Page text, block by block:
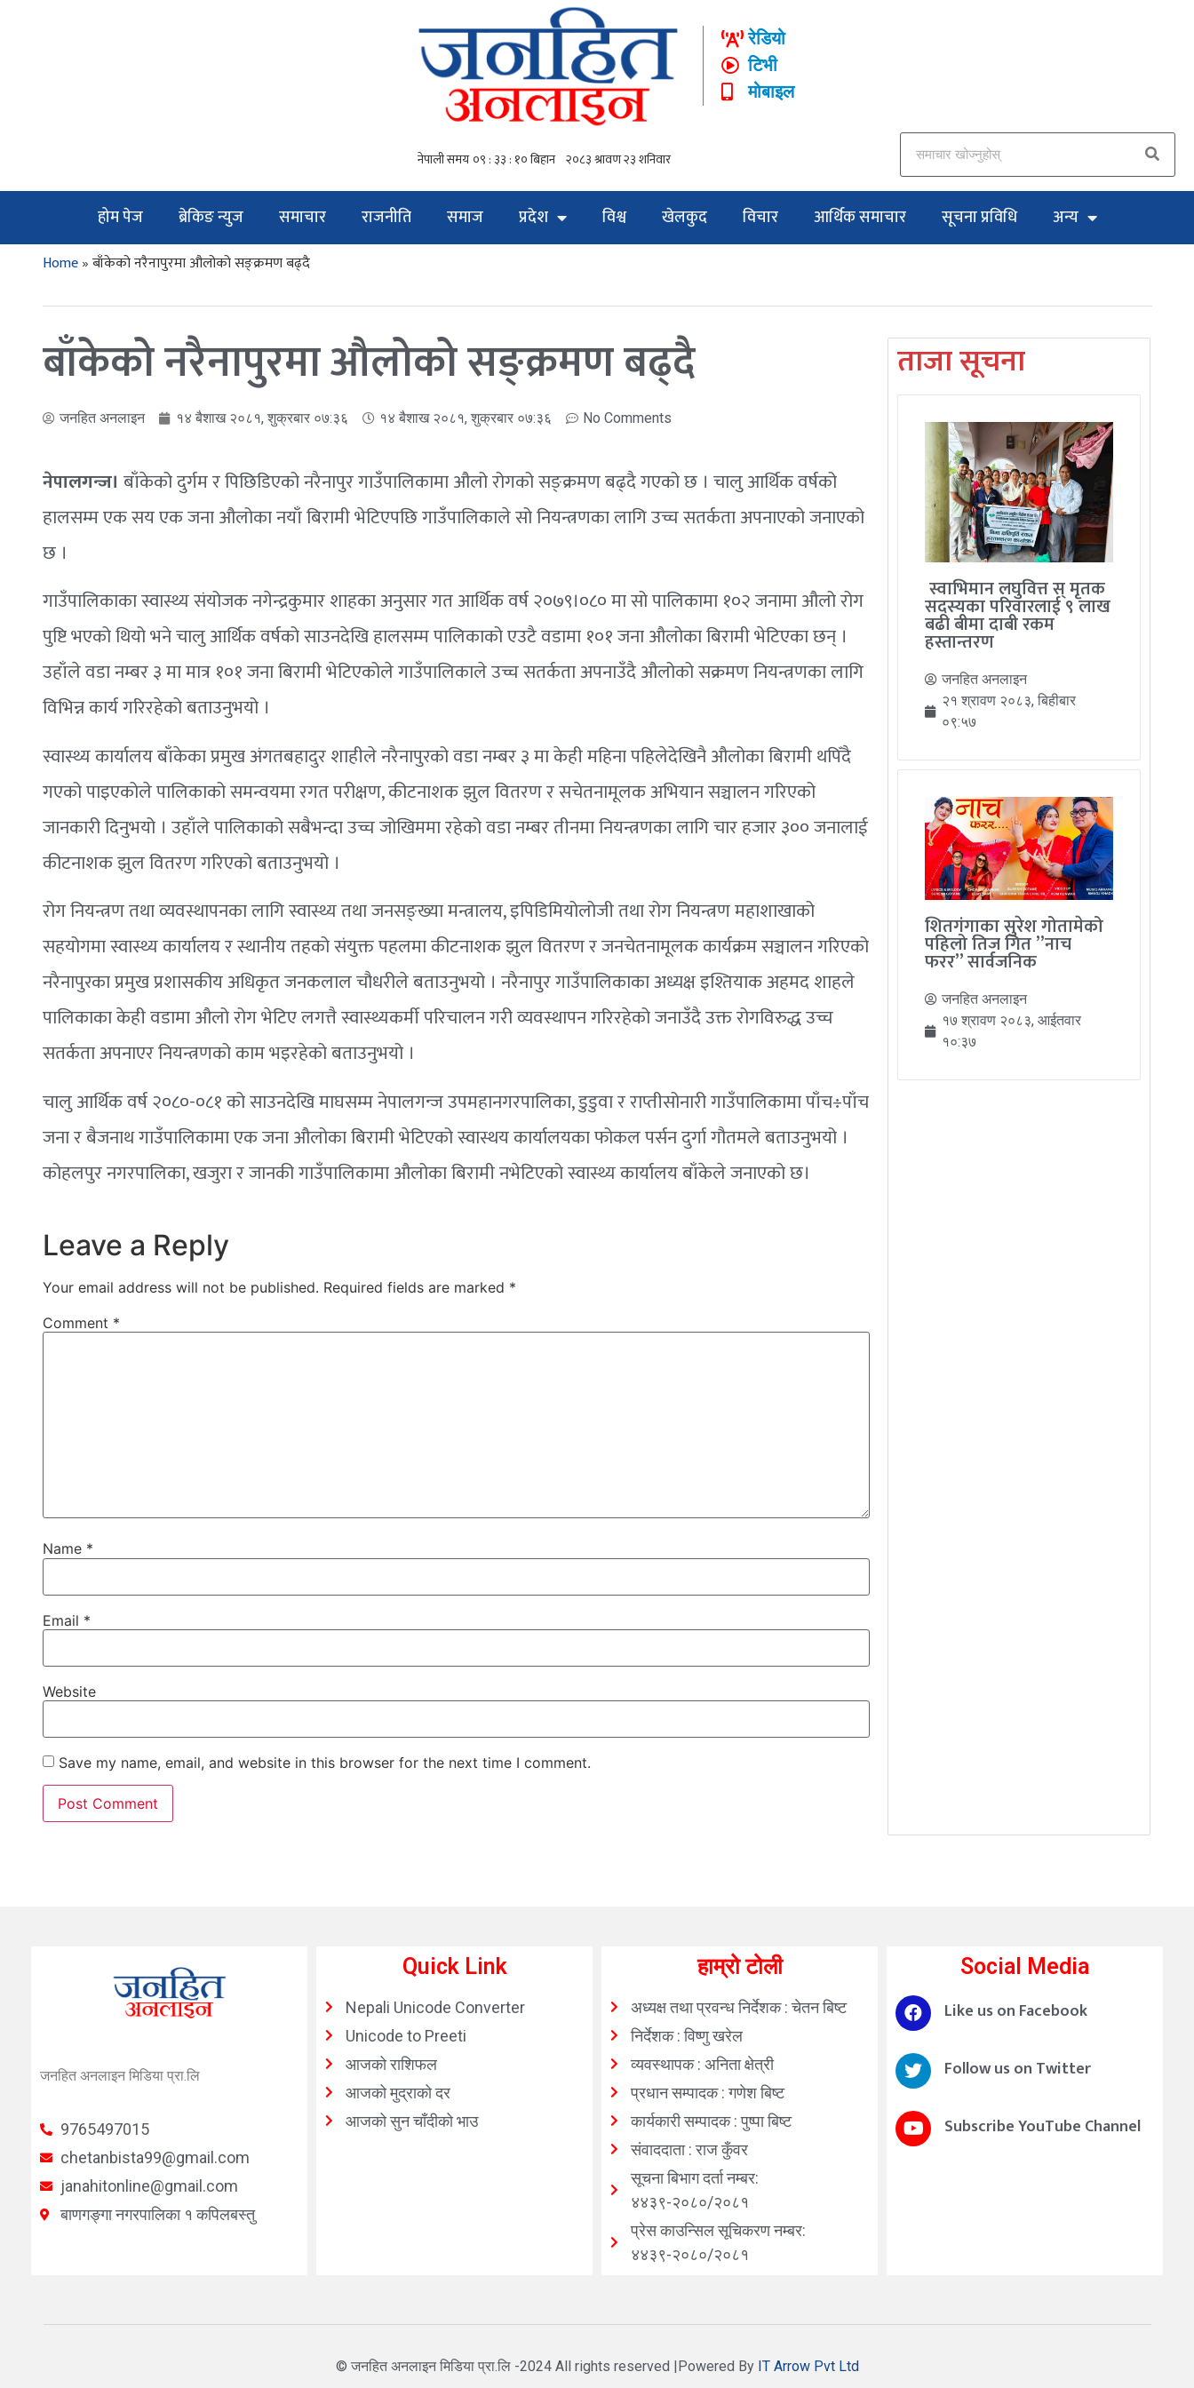
रेडियो
टिभी
मोबाइल
होम पेज ब्रेकिङ न्युज समाचार राजनीति समाज प्रदेश विश्व खेलकुद विचार आर्थिक समाचार सूचना प्रविधि अन्य
Home»बाँकेको नरैनापुरमा औलोको सङ्क्रमण बढ्दै
बाँकेको नरैनापुरमा औलोको सङ्क्रमण बढ्दै
जनहित अनलाइन १४ बैशाख २०८१, शुक्रबार ०७:३६ १४ बैशाख २०८१, शुक्रबार ०७:३६ No Comments
नेपालगन्ज। बाँकेको दुर्गम र पिछिडिएको नरैनापुर गाउँपालिकामा औलो रोगको सङ्क्रमण बढ्दै गएको छ । चालु आर्थिक वर्षको
हालसम्म एक सय एक जना औलोका नयाँ बिरामी भेटिएपछि गाउँपालिकाले सो नियन्त्रणका लागि उच्च सतर्कता अपनाएको जनाएको
छ ।
गाउँपालिकाका स्वास्थ्य संयोजक नगेन्द्रकुमार शाहका अनुसार गत आर्थिक वर्ष २०७९।०८० मा सो पालिकामा १०२ जनामा औलो रोग
पुष्टि भएको थियो भने चालु आर्थिक वर्षको साउनदेखि हालसम्म पालिकाको एउटै वडामा १०१ जना औलोका बिरामी भेटिएका छन् ।
उहाँले वडा नम्बर ३ मा मात्र १०१ जना बिरामी भेटिएकोले गाउँपालिकाले उच्च सतर्कता अपनाउँदै औलोको सक्रमण नियन्त्रणका लागि
विभिन्न कार्य गरिरहेको बताउनुभयो ।
स्वास्थ्य कार्यालय बाँकेका प्रमुख अंगतबहादुर शाहीले नरैनापुरको वडा नम्बर ३ मा केही महिना पहिलेदेखिनै औलोका बिरामी थपिँदै
गएको पाइएकोले पालिकाको समन्वयमा रगत परीक्षण, कीटनाशक झुल वितरण र सचेतनामूलक अभियान सञ्चालन गरिएको
जानकारी दिनुभयो । उहाँले पालिकाको सबैभन्दा उच्च जोखिममा रहेको वडा नम्बर तीनमा नियन्त्रणका लागि चार हजार ३०० जनालाई
कीटनाशक झुल वितरण गरिएको बताउनुभयो ।
रोग नियन्त्रण तथा व्यवस्थापनका लागि स्वास्थ्य तथा जनसङ्ख्या मन्त्रालय, इपिडिमियोलोजी तथा रोग नियन्त्रण महाशाखाको
सहयोगमा स्वास्थ्य कार्यालय र स्थानीय तहको संयुक्त पहलमा कीटनाशक झुल वितरण र जनचेतनामूलक कार्यक्रम सञ्चालन गरिएको
नरैनापुरका प्रमुख प्रशासकीय अधिकृत जनकलाल चौधरीले बताउनुभयो । नरैनापुर गाउँपालिकाका अध्यक्ष इश्तियाक अहमद शाहले
पालिकाका केही वडामा औलो रोग भेटिए लगत्तै स्वास्थ्यकर्मी परिचालन गरी व्यवस्थापन गरिरहेको जनाउँदै उक्त रोगविरुद्ध उच्च
सतर्कता अपनाएर नियन्त्रणको काम भइरहेको बताउनुभयो ।
चालु आर्थिक वर्ष २०८०-०८१ को साउनदेखि माघसम्म नेपालगन्ज उपमहानगरपालिका, डुडुवा र राप्तीसोनारी गाउँपालिकामा पाँच÷पाँच
जना र बैजनाथ गाउँपालिकामा एक जना औलोका बिरामी भेटिएको स्वास्थय कार्यालयका फोकल पर्सन दुर्गा गौतमले बताउनुभयो ।
कोहलपुर नगरपालिका, खजुरा र जानकी गाउँपालिकामा औलोका बिरामी नभेटिएको स्वास्थ्य कार्यालय बाँकेले जनाएको छ।
Leave a Reply
Your email address will not be published. Required fields are marked *
Comment *
Name *
Email *
Website
Save my name, email, and website in this browser for the next time I comment.
ताजा सूचना
स्वाभिमान लघुवित्त स् मृतक
सदस्यका परिवारलाई ९ लाख
बढी बीमा दाबी रकम
हस्तान्तरण
जनहित अनलाइन
२१ श्रावण २०८३, बिहीबार
०९:५७
शितगंगाका सुरेश गोतामेको
पहिलो तिज गित ”नाच
फरर” सार्वजनिक
जनहित अनलाइन
१७ श्रावण २०८३, आईतवार
१०:३७
जनहित अनलाइन मिडिया प्रा.लि
9765497015
chetanbista99@gmail.com
janahitonline@gmail.com
बाणगङ्गा नगरपालिका १ कपिलबस्तु
Quick Link
Nepali Unicode Converter
Unicode to Preeti
आजको राशिफल
आजको मुद्राको दर
आजको सुन चाँदीको भाउ
हाम्रो टोली
अध्यक्ष तथा प्रवन्ध निर्देशक : चेतन बिष्ट
निर्देशक : विष्णु खरेल
व्यवस्थापक : अनिता क्षेत्री
प्रधान सम्पादक : गणेश बिष्ट
कार्यकारी सम्पादक : पुष्पा बिष्ट
संवाददाता : राज कुँवर
सूचना बिभाग दर्ता नम्बर:
४४३९-२०८०/२०८१
प्रेस काउन्सिल सूचिकरण नम्बर:
४४३९-२०८०/२०८१
Social Media
Like us on Facebook
Follow us on Twitter
Subscribe YouTube Channel
© जनहित अनलाइन मिडिया प्रा.लि -2024 All rights reserved |Powered By IT Arrow Pvt Ltd